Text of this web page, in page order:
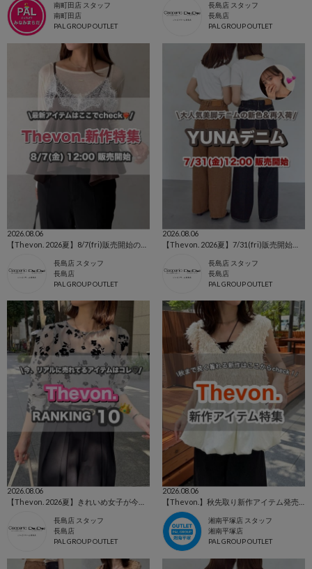
南町田店 スタッフ
南町田店
PAL GROUP OUTLET
長島店 スタッフ
長島店
PAL GROUP OUTLET
2026.08.06
長島店 スタッフ
長島店
PAL GROUP OUTLET
2026.08.06
【Thevon. 2026夏】7/31(fri)販売開始🔔YUNAデニム新色&新サイズ登場🌷
長島店 スタッフ
長島店
PAL GROUP OUTLET
2026.08.06
長島店 スタッフ
長島店
PAL GROUP OUTLET
2026.08.06
湘南平塚店 スタッフ
湘南平塚店
PAL GROUP OUTLET